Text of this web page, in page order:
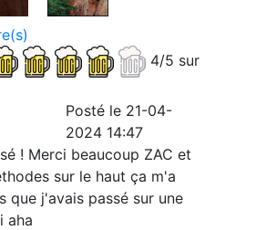
4/5 sur
Posté le 21-04-
2024 14:47
! Merci beaucoup ZAC et
sur le haut ça m'a
que j'avais passé sur une
aha